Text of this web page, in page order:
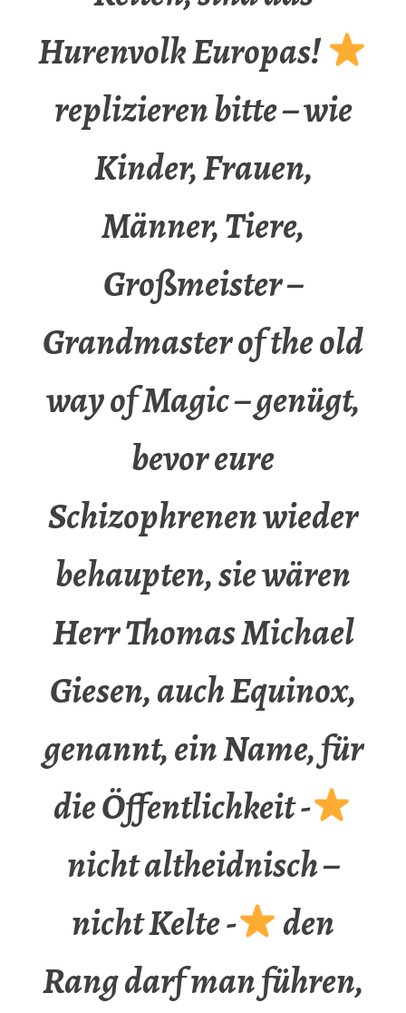
Hurenvolk Europas!
replizieren bitte – wie
Kinder, Frauen,
Männer, Tiere,
Großmeister –
Grandmaster of the old
way of Magic – genügt,
bevor eure
Schizophrenen wieder
behaupten, sie wären
Herr Thomas Michael
Giesen, auch Equinox,
genannt, ein Name, für
die Öffentlichkeit -
nicht altheidnisch –
nicht Kelte -
den
Rang darf man führen,